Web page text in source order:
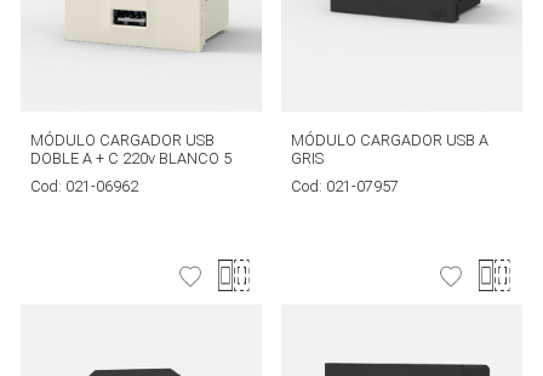
MÓDULO CARGADOR USB
DOBLE A + C 220v BLANCO 5
Cod: 021-06962
MÓDULO CARGADOR USB A
GRIS
Cod: 021-07957